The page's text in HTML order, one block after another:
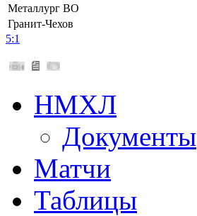
Металлург ВО
Гранит-Чехов
5:1
НМХЛ
Документы
Матчи
Таблицы